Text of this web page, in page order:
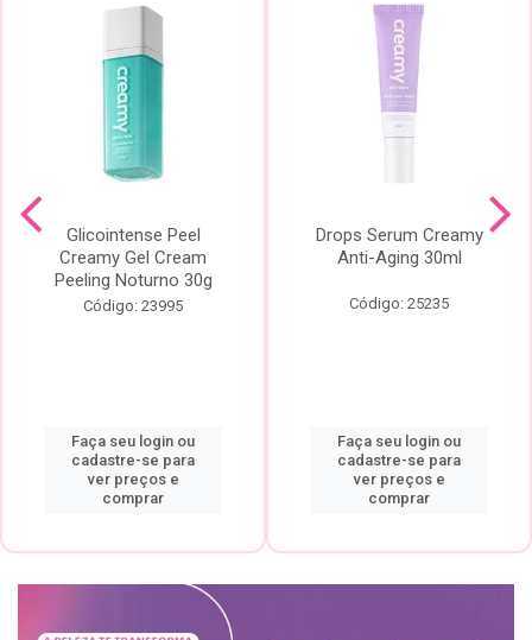
Glicointense Peel
Creamy Gel Cream
Peeling Noturno 30g
Código: 23995
Faça seu login ou
cadastre-se para
ver preços e
comprar
Drops Serum Creamy
Anti-Aging 30ml
Código: 25235
Faça seu login ou
cadastre-se para
ver preços e
comprar